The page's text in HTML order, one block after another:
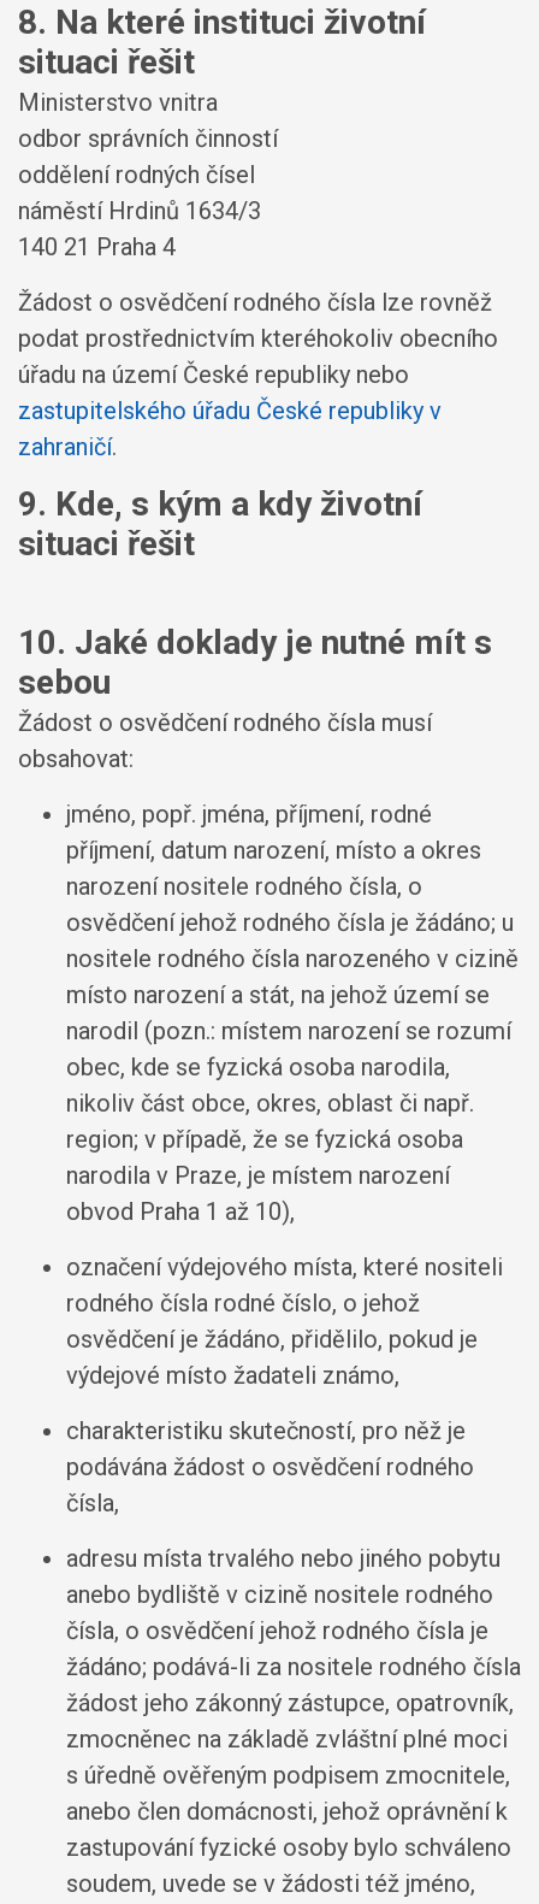
8. Na které instituci životní
situaci řešit
Ministerstvo vnitra
odbor správních činností
oddělení rodných čísel
náměstí Hrdinů 1634/3
140 21 Praha 4
Žádost o osvědčení rodného čísla lze rovněž
podat prostřednictvím kteréhokoliv obecního
úřadu na území České republiky nebo
zastupitelského úřadu České republiky v
zahraničí.
9. Kde, s kým a kdy životní
situaci řešit
10. Jaké doklady je nutné mít s
sebou
Žádost o osvědčení rodného čísla musí
obsahovat:
jméno, popř. jména, příjmení, rodné
příjmení, datum narození, místo a okres
narození nositele rodného čísla, o
osvědčení jehož rodného čísla je žádáno; u
nositele rodného čísla narozeného v cizině
místo narození a stát, na jehož území se
narodil (pozn.: místem narození se rozumí
obec, kde se fyzická osoba narodila,
nikoliv část obce, okres, oblast či např.
region; v případě, že se fyzická osoba
narodila v Praze, je místem narození
obvod Praha 1 až 10),
označení výdejového místa, které nositeli
rodného čísla rodné číslo, o jehož
osvědčení je žádáno, přidělilo, pokud je
výdejové místo žadateli známo,
charakteristiku skutečností, pro něž je
podávána žádost o osvědčení rodného
čísla,
adresu místa trvalého nebo jiného pobytu
anebo bydliště v cizině nositele rodného
čísla, o osvědčení jehož rodného čísla je
žádáno; podává-li za nositele rodného čísla
žádost jeho zákonný zástupce, opatrovník,
zmocněnec na základě zvláštní plné moci
s úředně ověřeným podpisem zmocnitele,
anebo člen domácnosti, jehož oprávnění k
zastupování fyzické osoby bylo schváleno
soudem, uvede se v žádosti též jméno,